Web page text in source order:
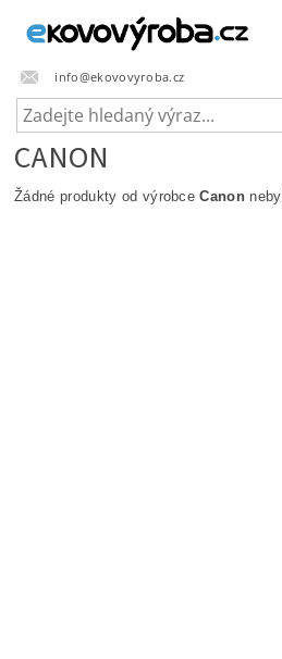
info@ekovovyroba.cz
CANON
Žádné produkty od výrobceCanon